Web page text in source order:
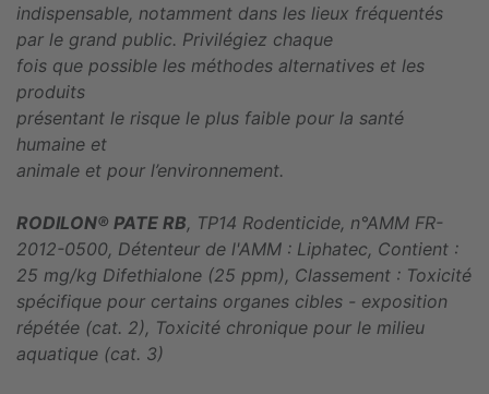
indispensable, notamment dans les lieux fréquentés
par le grand public. Privilégiez chaque
fois que possible les méthodes alternatives et les
produits
présentant le risque le plus faible pour la santé
humaine et
animale et pour l’environnement.
RODILON® PATE RB, TP14 Rodenticide, n°AMM FR-
2012-0500, Détenteur de l'AMM : Liphatec, Contient :
25 mg/kg Difethialone (25 ppm), Classement : Toxicité
spécifique pour certains organes cibles - exposition
répétée (cat. 2), Toxicité chronique pour le milieu
aquatique (cat. 3)